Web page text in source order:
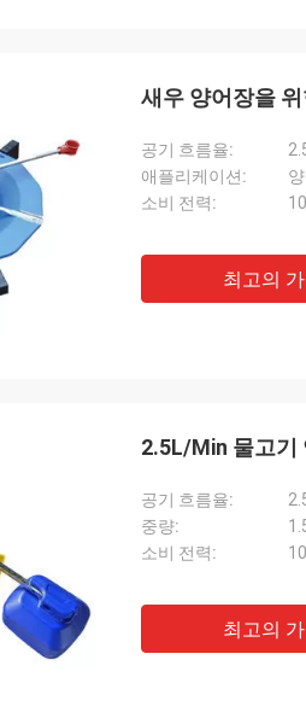
새우 양어장을
공기 흐름율:
애플리케이션:
소비 전력:
최고의
2.5L/Min 물고기
공기 흐름율:
중량:
소비 전력:
최고의